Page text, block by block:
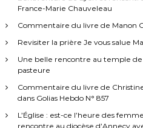
France-Marie Chauveleau
Commentaire du livre de Manon
Revisiter la prière Je vous salue
Une belle rencontre au temple
pasteure
Commentaire du livre de
dans Golias Hebdo N° 857
L’Église : est-ce l’heure des
rencontre au diocèse d’Annecy